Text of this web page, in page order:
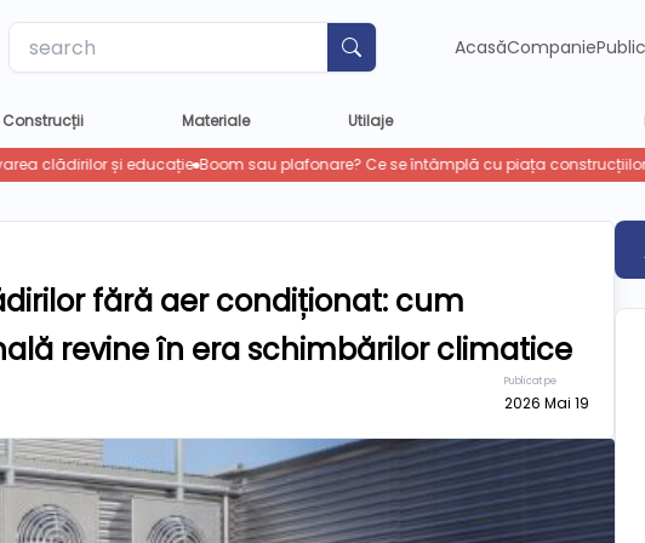
Label AcasăCompanie
Construcții Materiale Utilaje
fără aer condiționat: cum
revine în era schimbărilor climatice
Publicat pe
2026 Mai 19